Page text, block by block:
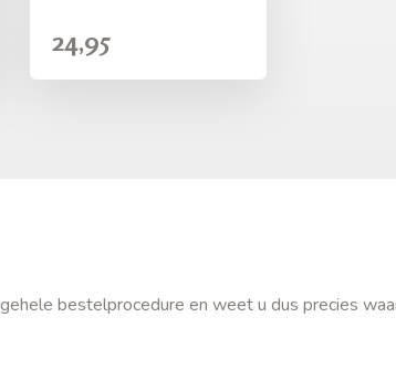
24,95
bestelprocedure en weet u dus precies